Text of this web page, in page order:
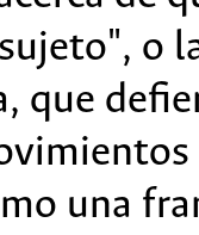
o
que
una